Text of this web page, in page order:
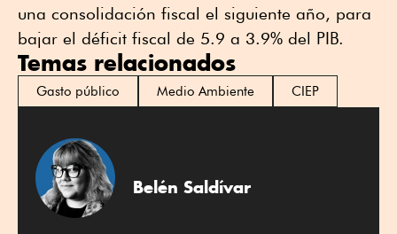
una consolidación fiscal el siguiente año, para
bajar el déficit fiscal de 5.9 a 3.9% del PIB.
Temas relacionados
Gasto público Medio Ambiente CIEP
Belén Saldívar